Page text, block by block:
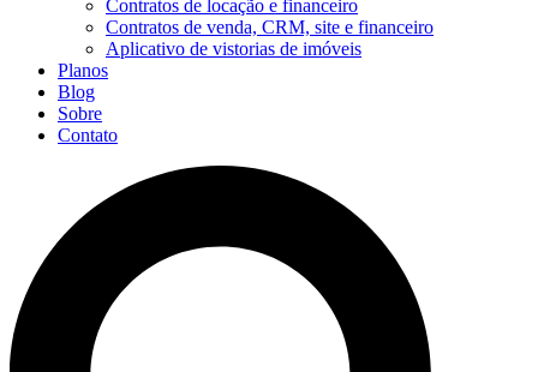
Contratos de locação e financeiro
Contratos de venda, CRM, site e financeiro
Aplicativo de vistorias de imóveis
Planos
Blog
Sobre
Contato